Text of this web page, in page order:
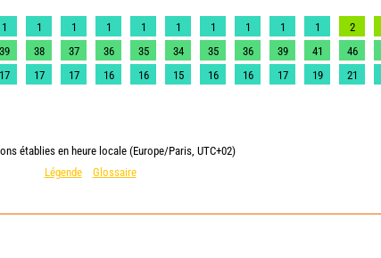
1 1 1 1 1 1 1 1 1 1 2
39 38 37 36 35 34 35 36 39 41 46
17 17 17 16 16 15 16 16 17 19 21
établies en heure locale (Europe/Paris, UTC+02)
Légende
Glossaire